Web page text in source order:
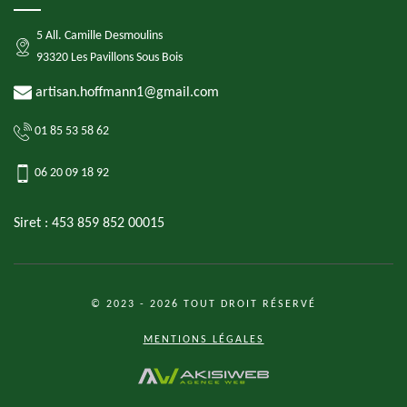
5 All. Camille Desmoulins
93320 Les Pavillons Sous Bois
artisan.hoffmann1@gmail.com
01 85 53 58 62
06 20 09 18 92
Siret : 453 859 852 00015
© 2023 - 2026 TOUT DROIT RÉSERVÉ
MENTIONS LÉGALES